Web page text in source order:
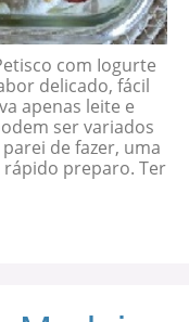
com Iogurte
delicado, fácil
apenas leite e
ser variados
de fazer, uma
rápido preparo. Ter